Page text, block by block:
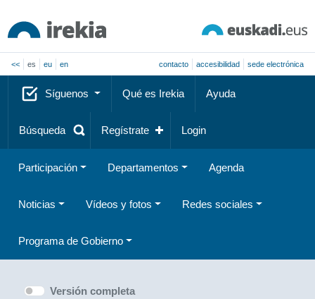
<< es eu en contacto accesibilidad sede electrónica
Síguenos Qué es Irekia Ayuda
Búsqueda Regístrate Login
Participación Departamentos Agenda
Noticias Vídeos y fotos Redes sociales
Programa de Gobierno
Versión completa